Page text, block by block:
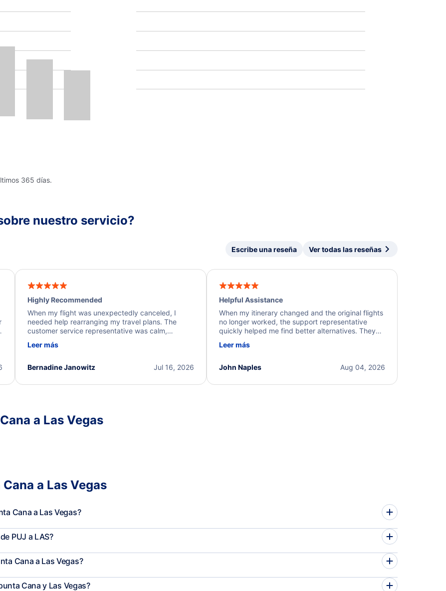
365 días.
nuestro servicio?
Escribe una reseña Ver todas las reseñas
Highly Recommended
When my flight was unexpectedly canceled, I
needed help rearranging my travel plans. The
customer service representative was calm,
process. They quickly found alternative flight
I truly appreciate the excellent support and
Leer más
Jul 16, 2026
Bernadine Janowitz
Helpful Assistance
When my itinerary changed and the original flights
no longer worked, the support representative
quickly helped me find better alternatives. They
beyond to resolve the issue. I'm grateful for the
Leer más
Aug 04, 2026
John Naples
a Las Vegas
a Las Vegas
Cana a Las Vegas?
PUJ a LAS?
Cana a Las Vegas?
Cana y Las Vegas?